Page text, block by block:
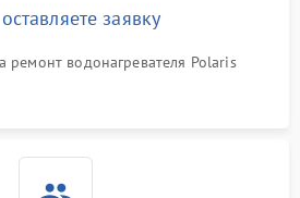
заявку
ремонт водонагревателя Polaris